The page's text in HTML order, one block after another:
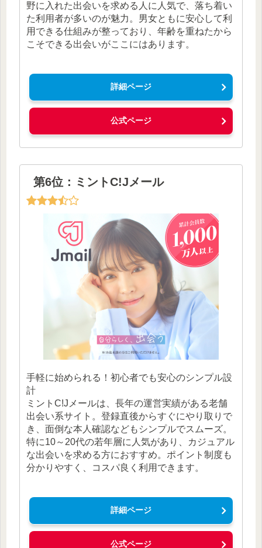
野に入れた出会いを求める人に人気で、落ち着い
た利用者が多いのが魅力。男女ともに安心して利
用できる仕組みが整っており、年齢を重ねたから
こそできる出会いがここにはあります。
詳細ページ
公式ページ
第6位：ミントC!Jメール
手軽に始められる！初心者でも安心のシンプル設
計
ミントC!Jメールは、長年の運営実績がある老舗
出会い系サイト。登録直後からすぐにやり取りで
き、面倒な本人確認などもシンプルでスムーズ。
特に10～20代の若年層に人気があり、カジュアル
な出会いを求める方におすすめ。ポイント制度も
分かりやすく、コスパ良く利用できます。
詳細ページ
公式ページ